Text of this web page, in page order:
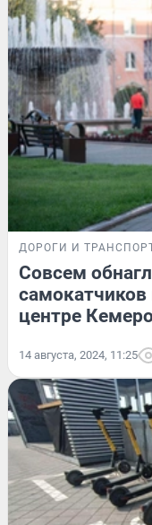
ДОРОГИ И
Совсем
центре
14 августа, 2024, 11:25